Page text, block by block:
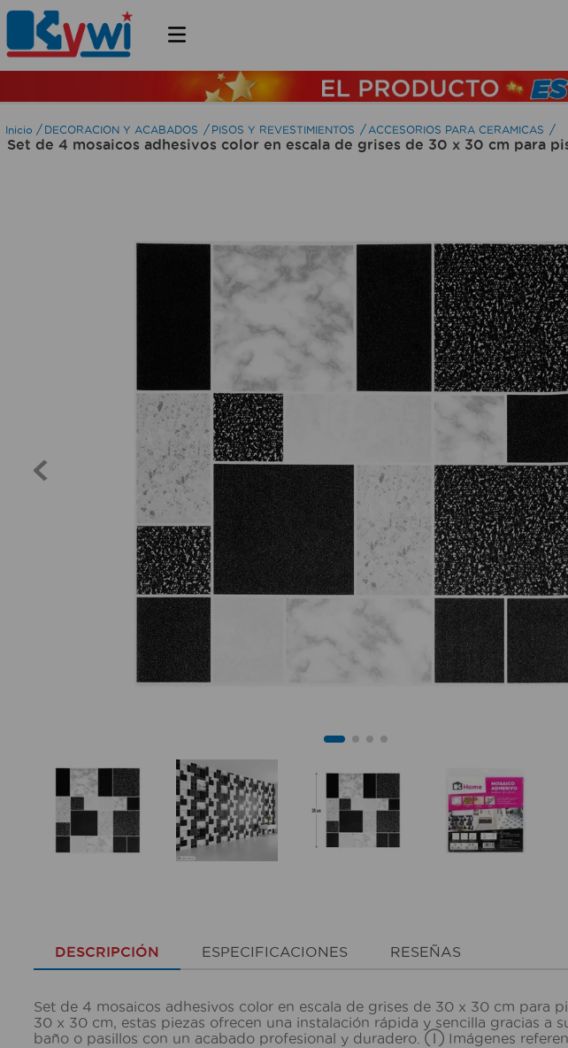
DECORACION Y ACABADOS PISOS Y REVESTIMIENTOS ACCESORIOS PARA CERAMICAS
Set de 4 mosaicos adhesivos color en escala de grises de 30 x 30 cm para
DESCRIPCIÓN ESPECIFICACIONES RESEÑAS
Set de 4 mosaicos adhesivos color en escala de grises de 30 x 30 cm para
30 x 30 cm, estas piezas ofrecen una instalación rápida y sencilla gracias
baño o pasillos con un acabado profesional y duradero. Ⓘ Imágenes
1.
2.
ducha
6.
7.
8.
9.
10.